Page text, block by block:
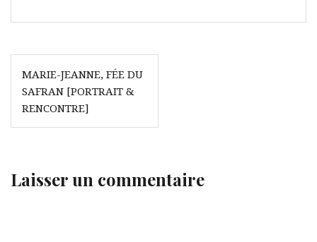
Navigation
de
l’article
MARIE-JEANNE, FÉE DU
SAFRAN [PORTRAIT &
RENCONTRE]
Laisser un commentaire